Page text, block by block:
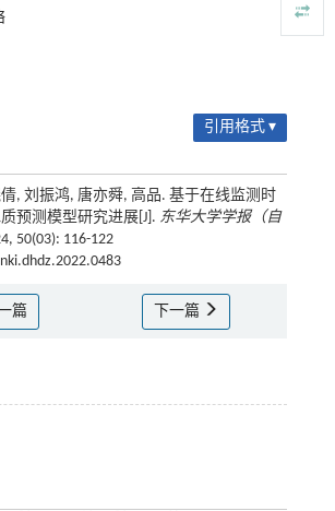
引用格式 ▾
, 刘振鸿, 唐亦舜, 高品. 基于在线监测时
预测模型研究进展[J]. 东华大学学报（自
50(03): 116-122
篇 下一篇